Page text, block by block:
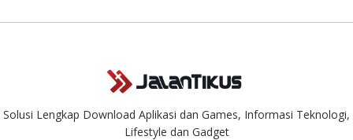
Solusi Lengkap Download Aplikasi dan Games, Informasi Teknologi,
Lifestyle dan Gadget